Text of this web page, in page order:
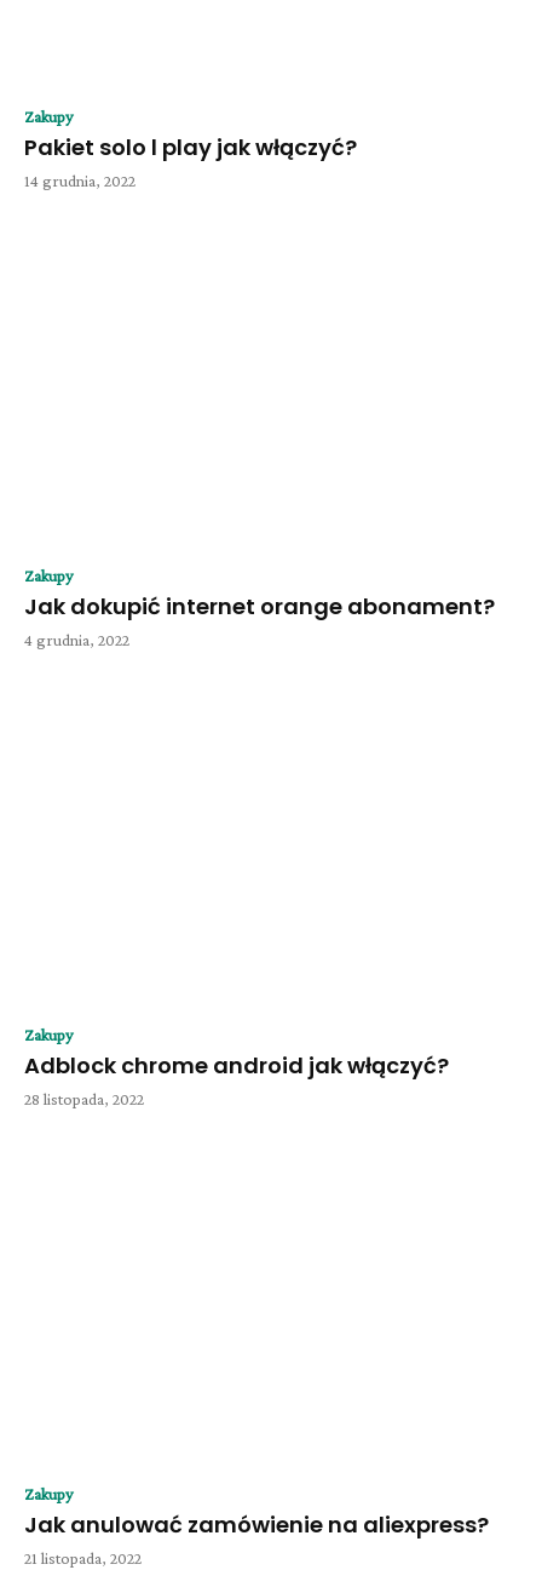
Zakupy
Pakiet solo l play jak włączyć?
14 grudnia, 2022
Zakupy
Jak dokupić internet orange abonament?
4 grudnia, 2022
Zakupy
Adblock chrome android jak włączyć?
28 listopada, 2022
Zakupy
Jak anulować zamówienie na aliexpress?
21 listopada, 2022